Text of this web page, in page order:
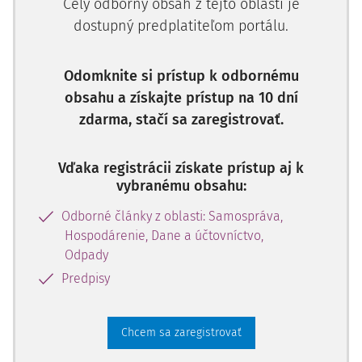
uznesenie vlády SR č. 215 z 26. apríla 2021 k návrhu na
opakované predĺženie času trvania núdzového stavu
vyhláseného uznesením vlády SR č. 587 z 30.
septembra 2020 a na prijatie opatrení podľačl. 5 ods. 4
ústavného zákona o bezpečnosti štátu, publikované
73/2020 Z.z.zmenilazákon o obecnom
zriadení
tak, že s účinnosťou od 9. apríla 2020
(priamo zo zákona) predĺžila trvanie funkčného obdobia
hlavného kontrolóra obce.
Regulácia predĺženia
funkčného obdobia hlavného kontrolóra je obsiahnutá v
prechodnom ustanovení
Zákonodarcom zvolená formulácia§ 30f ods. 6
Celý odborný obsah z tejto oblasti je
dostupný predplatiteľom portálu.
Odomknite si prístup k odbornému
obsahu a získajte prístup na 10 dní
zdarma, stačí sa zaregistrovať.
Vďaka registrácii získate prístup aj k
vybranému obsahu:
Odborné články z oblasti: Samospráva,
Hospodárenie, Dane a účtovníctvo,
Odpady
Predpisy
Chcem sa zaregistrovať